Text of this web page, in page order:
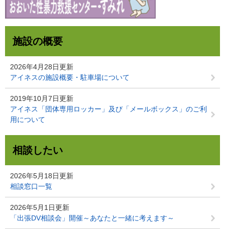
施設の概要
2026年4月28日更新
アイネスの施設概要・駐車場について
2019年10月7日更新
アイネス「団体専用ロッカー」及び「メールボックス」のご利
用について
相談したい
2026年5月18日更新
相談窓口一覧
2026年5月1日更新
「出張DV相談会」開催～あなたと一緒に考えます～